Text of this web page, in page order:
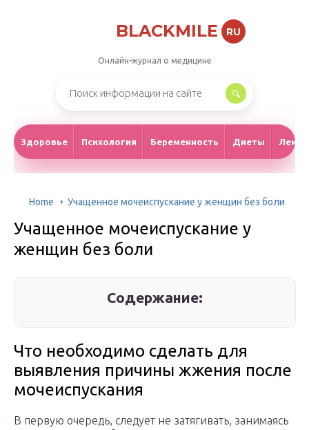
BLACKMILE RU
Онлайн-журнал о медицине
Здоровье Психология Беременность Диеты
Home Учащенное мочеиспускание у женщин без боли
Учащенное мочеиспускание у
женщин без боли
Содержание:
Что необходимо сделать для
выявления причины жжения после
мочеиспускания
В первую очередь, следует не затягивать, занимаясь